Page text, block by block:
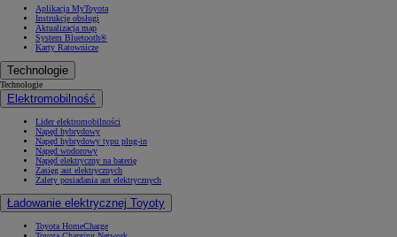
Aplikacja MyToyota
Instrukcje obsługi
Aktualizacja map
System Bluetooth®
Karty Ratownicze
Technologie
Technologie
Elektromobilność
Lider elektromobilności
Napęd hybrydowy
Napęd hybrydowy typu plug-in
Napęd wodorowy
Napęd elektryczny na baterię
Zasięg aut elektrycznych
Zalety posiadania aut elektrycznych
Ładowanie elektrycznej Toyoty
Toyota HomeCharge